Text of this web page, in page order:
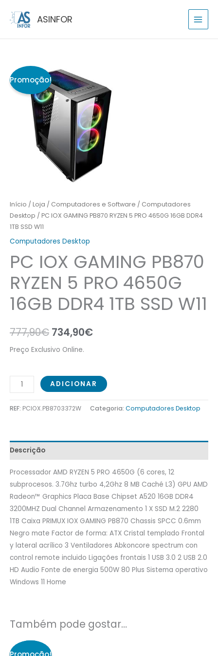
content
ASINFOR
Início / Loja / Computadores e Software / Computadores
Desktop / PC IOX GAMING PB870 RYZEN 5 PRO 4650G 16GB DDR4
1TB SSD W11
Computadores Desktop
PC IOX GAMING PB870
RYZEN 5 PRO 4650G
16GB DDR4 1TB SSD W11
777,90€
O
preço
original
era:
777,90€.
734,90€
preço
atual
é:
734,90€.
Preço Exclusivo Online.
Quantidade
de
PC
GAMING
DDR4
1TB
SSD
W11
ADICIONAR
REF: PCIOX.PB8703372W Categoria: Computadores Desktop
Descrição
Processador AMD RYZEN 5 PRO 4650G (6 cores, 12
subprocesos. 3.7Ghz turbo 4,2Ghz 8 MB Caché L3) GPU AMD
Radeon™ Graphics Placa Base Chipset A520 16GB DDR4
3200MHZ Dual Channel Armazenamento 1 X SSD M.2 2280
1TB Caixa PRIMUX IOX GAMING PB870 Chassis SPCC 0.6mm
Negro mate Factor de forma: ATX Cristal templado Frontal
y lateral acrílico 3 Ventiladores Abkoncore spectrum con
control remote incluido Ligações frontais 1 USB 3.0 2 USB 2.0
HD Audio Fonte de energia 500W 80 Plus Sistema operativo
Windows 11 Home
Também pode gostar…
O
preço